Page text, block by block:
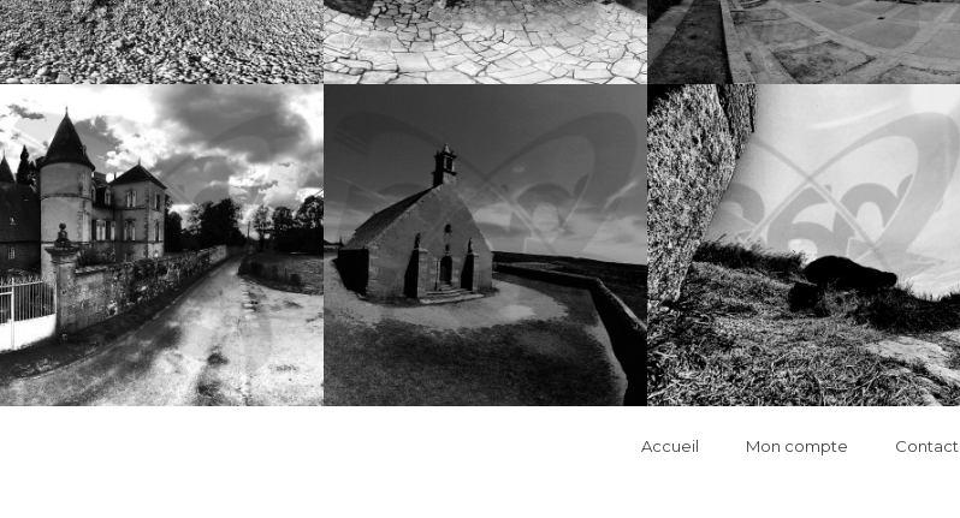
Accueil Mon compte Contact